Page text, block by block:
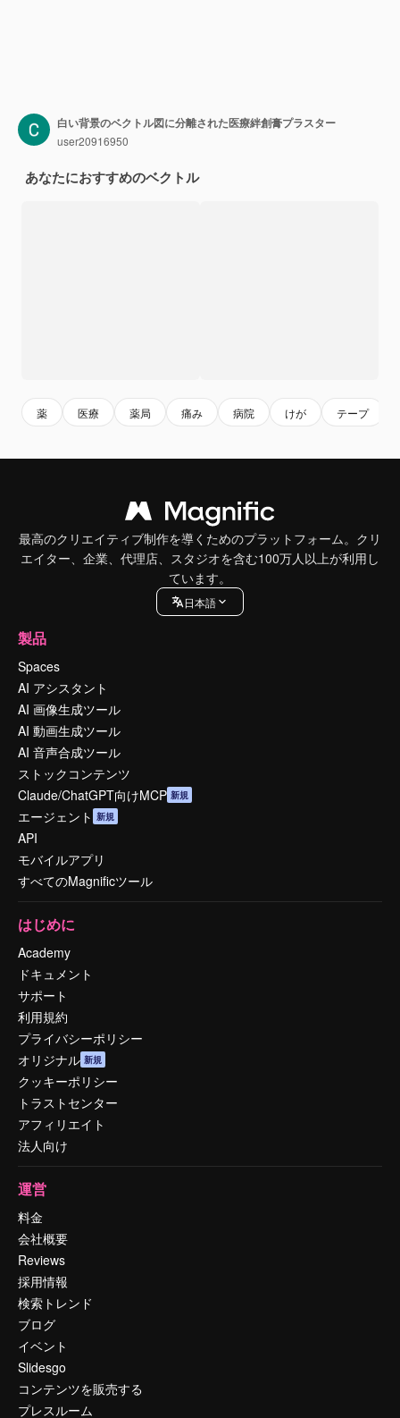
白い背景のベクトル図に分離された医療絆創膏プラスター
user20916950
あなたにおすすめのベクトル
薬 医療 薬局 痛み 病院 けが テープ
最高のクリエイティブ制作を導くためのプラットフォーム。クリ
エイター、企業、代理店、スタジオを含む100万人以上が利用し
ています。
日本語
製品
Spaces
AI アシスタント
AI 画像生成ツール
AI 動画生成ツール
AI 音声合成ツール
ストックコンテンツ
Claude/ChatGPT向けMCP 新規
エージェント 新規
API
モバイルアプリ
すべてのMagnificツール
はじめに
Academy
ドキュメント
サポート
利用規約
プライバシーポリシー
オリジナル 新規
クッキーポリシー
トラストセンター
アフィリエイト
法人向け
運営
料金
会社概要
Reviews
採用情報
検索トレンド
ブログ
イベント
Slidesgo
コンテンツを販売する
プレスルーム